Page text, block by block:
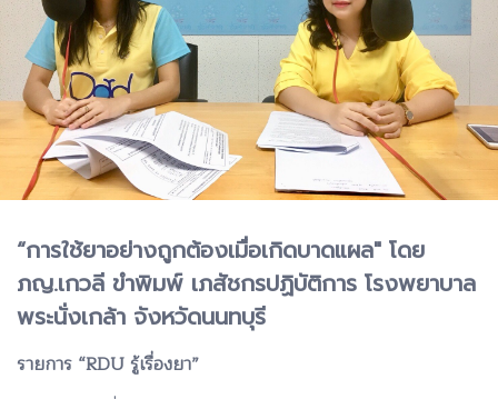
“การใช้ยาอย่างถูกต้องเมื่อเกิดบาดแผล" โดย
ภญ.เกวลี ขำพิมพ์ เภสัชกรปฏิบัติการ โรงพยาบาล
พระนั่งเกล้า จังหวัดนนทบุรี
รายการ “RDU รู้เรื่องยา”